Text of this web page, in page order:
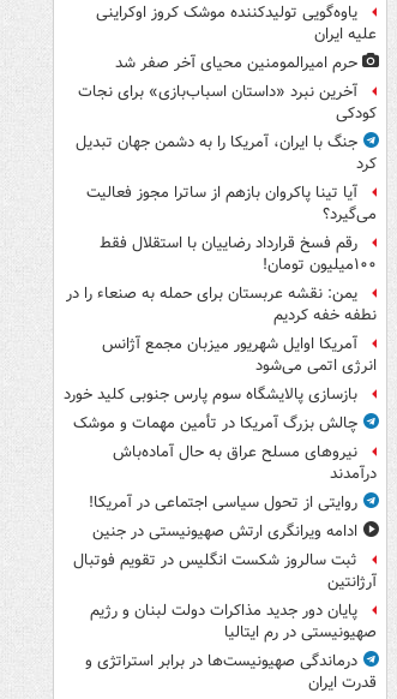
یاوه‌گویی تولیدکننده موشک کروز اوکراینی
علیه ایران
حرم امیرالمومنین محیای آخر صفر شد
آخرین نبرد «داستان اسباب‌بازی» برای نجات
کودکی
جنگ با ایران، آمریکا را به دشمن جهان تبدیل
کرد
آیا تینا پاکروان بازهم از ساترا مجوز فعالیت
می‌گیرد؟
رقم فسخ قرارداد رضاییان با استقلال فقط
۱۰۰میلیون تومان!
یمن: نقشه عربستان برای حمله به صنعاء را در
نطفه خفه کردیم
آمریکا اوایل شهریور میزبان مجمع آژانس
انرژی اتمی می‌شود
بازسازی پالایشگاه سوم پارس جنوبی کلید خورد
چالش بزرگ آمریکا در تأمین مهمات و موشک
نیروهای مسلح عراق به حال آماده‌باش
درآمدند
روایتی از تحول سیاسی اجتماعی در آمریکا!
ادامه ویرانگری ارتش صهیونیستی در جنین
ثبت سالروز شکست انگلیس در تقویم فوتبال
آرژانتین
پایان دور جدید مذاکرات دولت لبنان و رژیم
صهیونیستی در رم ایتالیا
درماندگی صهیونیست‌ها در برابر استراتژی و
قدرت ایران